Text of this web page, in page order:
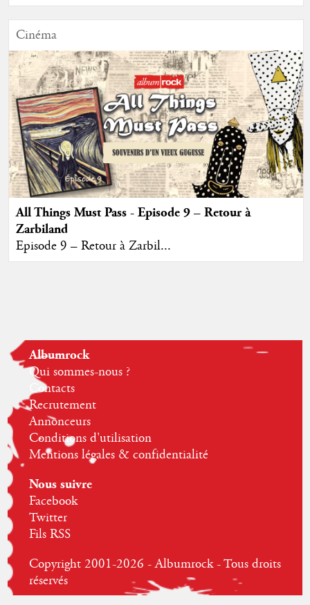
Cinéma
All Things Must Pass - Episode 9 – Retour à
Zarbiland
Episode 9 – Retour à Zarbil...
Albumrock
Qui sommes-nous ?
Contacts
Recrutement
Annonceurs
Conditions d'utilisation
Mentions légales & confidentialité
Nous suivre
Facebook
Twitter
Fils RSS
Copyright 2001-2026 - Albumrock - Tous droits
réservés